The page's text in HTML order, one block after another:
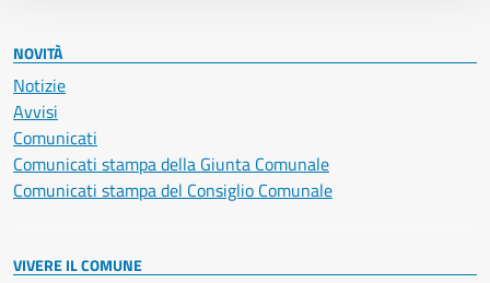
NOVITÀ
Notizie
Avvisi
Comunicati
Comunicati stampa della Giunta Comunale
Comunicati stampa del Consiglio Comunale
VIVERE IL COMUNE